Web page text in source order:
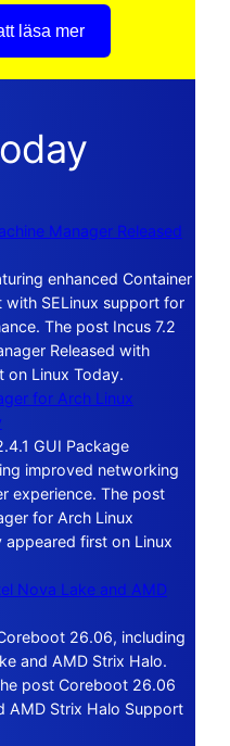
läsa mer
Manager Released
enhanced Container
with SELinux support for
The post Incus 7.2
Released with
on Linux Today.
for Arch Linux
GUI Package
improved networking
experience. The post
for Arch Linux
first on Linux
Nova Lake and AMD
26.06, including
and AMD Strix Halo.
post Coreboot 26.06
AMD Strix Halo Support